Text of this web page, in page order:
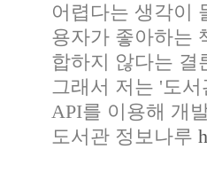
어렵다는 생각이
용자가 좋아하는
합하지 않다는 결
그래서 저는 '도
API를 이용해 개
도서관 정보나루